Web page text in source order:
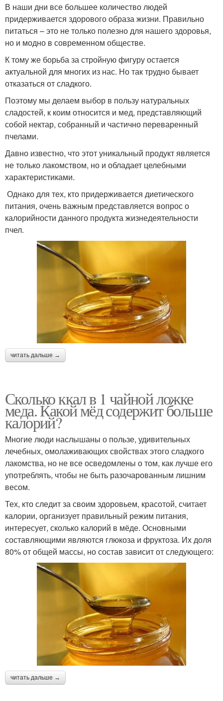
В наши дни все большее количество людей
придерживается здорового образа жизни. Правильно
питаться – это не только полезно для нашего здоровья,
но и модно в современном обществе.
К тому же борьба за стройную фигуру остается
актуальной для многих из нас. Но так трудно бывает
отказаться от сладкого.
Поэтому мы делаем выбор в пользу натуральных
сладостей, к коим относится и мед, представляющий
собой нектар, собранный и частично переваренный
пчелами.
Давно известно, что этот уникальный продукт является
не только лакомством, но и обладает целебными
характеристиками.
Однако для тех, кто придерживается диетического
питания, очень важным представляется вопрос о
калорийности данного продукта жизнедеятельности
пчел.
читать дальше →
Сколько ккал в 1 чайной ложке
меда. Какой мёд содержит больше
калорий?
Многие люди наслышаны о пользе, удивительных
лечебных, омолаживающих свойствах этого сладкого
лакомства, но не все осведомлены о том, как лучше его
употреблять, чтобы не быть разочарованным лишним
весом.
Тех, кто следит за своим здоровьем, красотой, считает
калории, организует правильный режим питания,
интересует, сколько калорий в мёде. Основными
составляющими являются глюкоза и фруктоза. Их доля
80% от общей массы, но состав зависит от следующего:
читать дальше →